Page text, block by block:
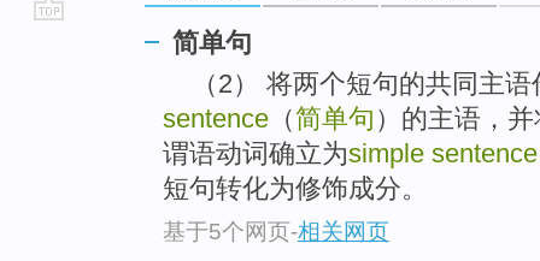
简单句
（2） 将两个短句的共同主语
sentence （简单句 ）的主语，
谓语动词确立为simple sentence
短句转化为修饰成分。
基于5个网页-相关网页